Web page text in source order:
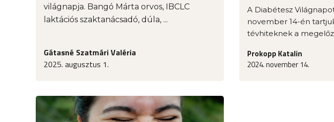
világnapja. Bangó Márta orvos, IBCLC
laktációs szaktanácsadó, dúla, ...
Gátasné Szatmári Valéria
2025. augusztus 1.
A Diabétesz
november 14-én
tévhiteknek a
Prokopp Katalin
2024. november 14.